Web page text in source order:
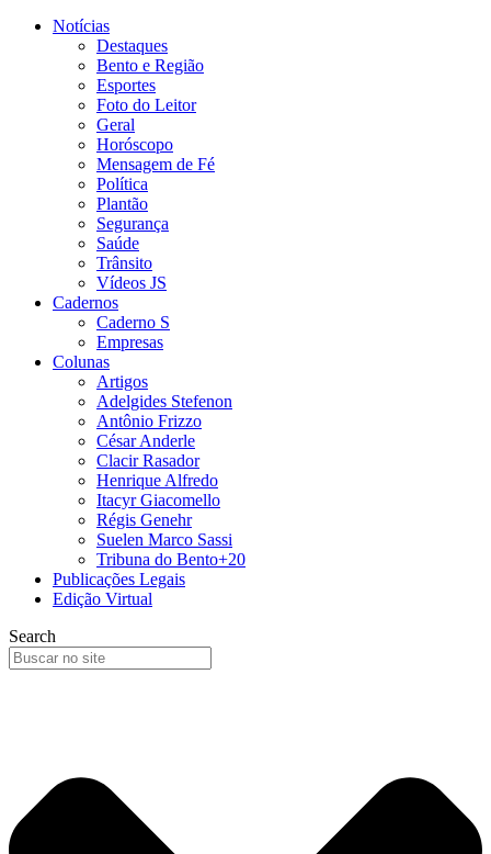
Notícias
Destaques
Bento e Região
Esportes
Foto do Leitor
Geral
Horóscopo
Mensagem de Fé
Política
Plantão
Segurança
Saúde
Trânsito
Vídeos JS
Cadernos
Caderno S
Empresas
Colunas
Artigos
Adelgides Stefenon
Antônio Frizzo
César Anderle
Clacir Rasador
Henrique Alfredo
Itacyr Giacomello
Régis Genehr
Suelen Marco Sassi
Tribuna do Bento+20
Publicações Legais
Edição Virtual
Search